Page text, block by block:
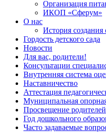
Организация
ИКОП «Сферум»
О нас
История создания
Гордость детского сада
Новости
Для вас, родители!
Консультации
Внутренняя система
Наставничество
Аттестация
Муниципальная
Просвещение родителей
Год дошкольного
Часто задаваемые